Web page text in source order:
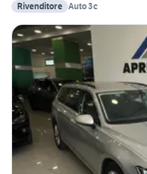
Rivenditore Auto 3c